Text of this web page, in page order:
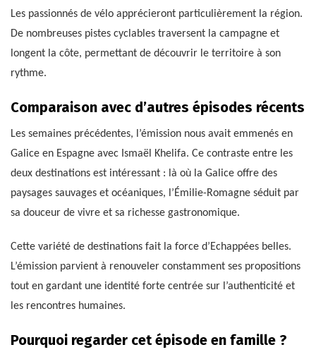
Les passionnés de vélo apprécieront particulièrement la région.
De nombreuses pistes cyclables traversent la campagne et
longent la côte, permettant de découvrir le territoire à son
rythme.
Comparaison avec d’autres épisodes récents
Les semaines précédentes, l’émission nous avait emmenés en
Galice en Espagne avec Ismaël Khelifa. Ce contraste entre les
deux destinations est intéressant : là où la Galice offre des
paysages sauvages et océaniques, l’Émilie-Romagne séduit par
sa douceur de vivre et sa richesse gastronomique.
Cette variété de destinations fait la force d’Echappées belles.
L’émission parvient à renouveler constamment ses propositions
tout en gardant une identité forte centrée sur l’authenticité et
les rencontres humaines.
Pourquoi regarder cet épisode en famille ?